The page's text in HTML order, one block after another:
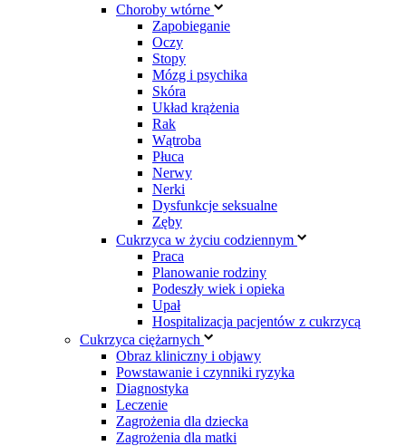
Choroby wtórne
Zapobieganie
Oczy
Stopy
Mózg i psychika
Skóra
Układ krążenia
Rak
Wątroba
Płuca
Nerwy
Nerki
Dysfunkcje seksualne
Zęby
Cukrzyca w życiu codziennym
Praca
Planowanie rodziny
Podeszły wiek i opieka
Upał
Hospitalizacja pacjentów z cukrzycą
Cukrzyca ciężarnych
Obraz kliniczny i objawy
Powstawanie i czynniki ryzyka
Diagnostyka
Leczenie
Zagrożenia dla dziecka
Zagrożenia dla matki